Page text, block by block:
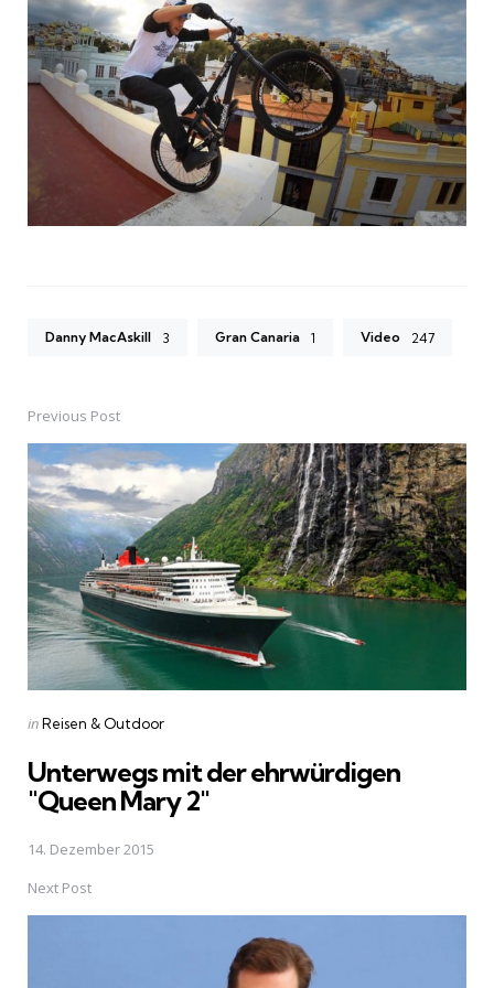
Danny MacAskill 3 Gran Canaria 1 Video 247
Post
navigation
Previous Post
Posted
inReisen & Outdoor
Unterwegs mit der ehrwürdigen
"Queen Mary 2"
14. Dezember 2015
Next Post